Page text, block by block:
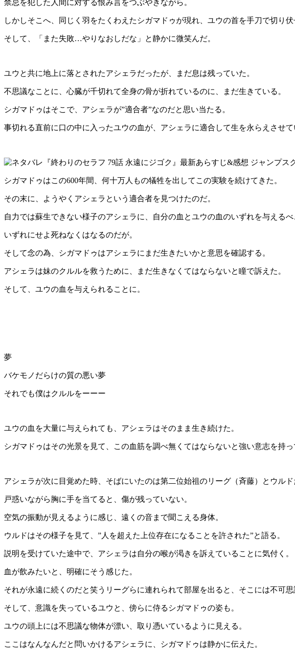
禁忌を犯した人間に対する恨み言をつぶやきながら。
しかしそこへ、同じく羽をたくわえたシガマドゥが現れ、ユウの首を手刀で切り伏
そして、「また失敗…やりなおしだな」と静かに微笑んだ。
ユウと共に地上に落とされたアシェラだったが、まだ息は残っていた。
不思議なことに、心臓が千切れて全身の骨が折れているのに、まだ生きている。
シガマドゥはそこで、アシェラが”適合者”なのだと思い当たる。
事切れる直前に口の中に入ったユウの血が、アシェラに適合して生を永らえさせて
シガマドゥはこの600年間、何十万人もの犠牲を出してこの実験を続けてきた。
その末に、ようやくアシェラという適合者を見つけたのだ。
自力では蘇生できない様子のアシェラに、自分の血とユウの血のいずれを与えるべ
いずれにせよ死ねなくはなるのだが。
そして念の為、シガマドゥはアシェラにまだ生きたいかと意思を確認する。
アシェラは妹のクルルを救うために、まだ生きなくてはならないと瞳で訴えた。
そして、ユウの血を与えられることに。
夢
バケモノだらけの質の悪い夢
それでも僕はクルルをーーー
ユウの血を大量に与えられても、アシェラはそのまま生き続けた。
シガマドゥはその光景を見て、この血筋を調べ無くてはならないと強い意志を持っ
アシェラが次に目覚めた時、そばにいたのは第二位始祖のリーグ（斉藤）とウルド
戸惑いながら胸に手を当てると、傷が残っていない。
空気の振動が見えるように感じ、遠くの音まで聞こえる身体。
ウルドはその様子を見て、”人を超えた上位存在になることを許された”と語る。
説明を受けていた途中で、アシェラは自分の喉が渇きを訴えていることに気付く。
血が飲みたいと、明確にそう感じた。
それが永遠に続くのだと笑うリーグらに連れられて部屋を出ると、そこには不可思
そして、意識を失っているユウと、傍らに侍るシガマドゥの姿も。
ユウの頭上には不思議な物体が漂い、取り憑いているように見える。
ここはなんなんだと問いかけるアシェラに、シガマドゥは静かに伝えた。